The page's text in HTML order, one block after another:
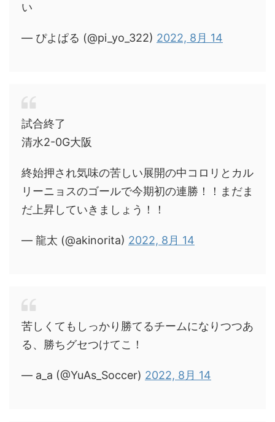
い
— ぴよぱる (@pi_yo_322) 2022, 8月 14
試合終了
清水2-0G大阪
終始押され気味の苦しい展開の中コロリとカル
リーニョスのゴールで今期初の連勝！！まだま
だ上昇していきましょう！！
— 龍太 (@akinorita) 2022, 8月 14
苦しくてもしっかり勝てるチームになりつつあ
る、勝ちグセつけてこ！
— a_a (@YuAs_Soccer) 2022, 8月 14